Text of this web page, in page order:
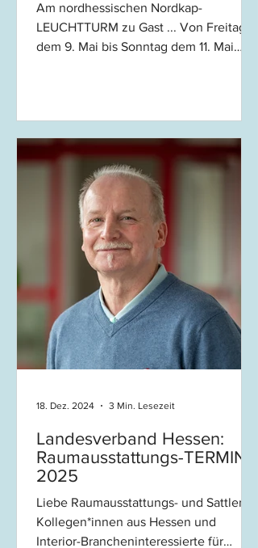
Am nordhessischen Nordkap-
LEUCHTTURM zu Gast ... Von Freitag
dem 9. Mai bis Sonntag dem 11. Mai
Landesverband Hessen:
Raumausstattungs-TERMINE
2025
Liebe Raumausstattungs- und Sattler-
Kollegen*innen aus Hessen und
Interior-Brancheninteressierte für
18. Dez. 2024 3 Min. Lesezeit